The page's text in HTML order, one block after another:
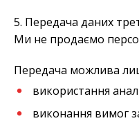
5. Передача даних
Ми не продаємо
Передача можлива
використання
виконання вимог